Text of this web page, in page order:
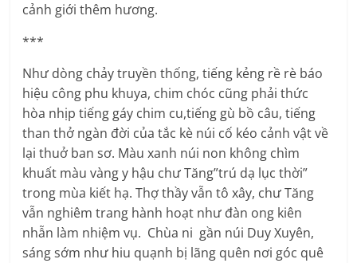
cảnh giới thêm hương.
***
Như dòng chảy truyền thống, tiếng kẻng rề rè báo
hiệu công phu khuya, chim chóc cũng phải thức
hòa nhịp tiếng gáy chim cu,tiếng gù bồ câu, tiếng
than thở ngàn đời của tắc kè núi cố kéo cảnh vật về
lại thuở ban sơ. Màu xanh núi non không chìm
khuất màu vàng y hậu chư Tăng”trú dạ lục thời”
trong mùa kiết hạ. Thợ thầy vẫn tô xây, chư Tăng
vẫn nghiêm trang hành hoạt như đàn ong kiên
nhẫn làm nhiệm vụ. Chùa ni gần núi Duy Xuyên,
sáng sớm như hiu quạnh bị lãng quên nơi góc quê